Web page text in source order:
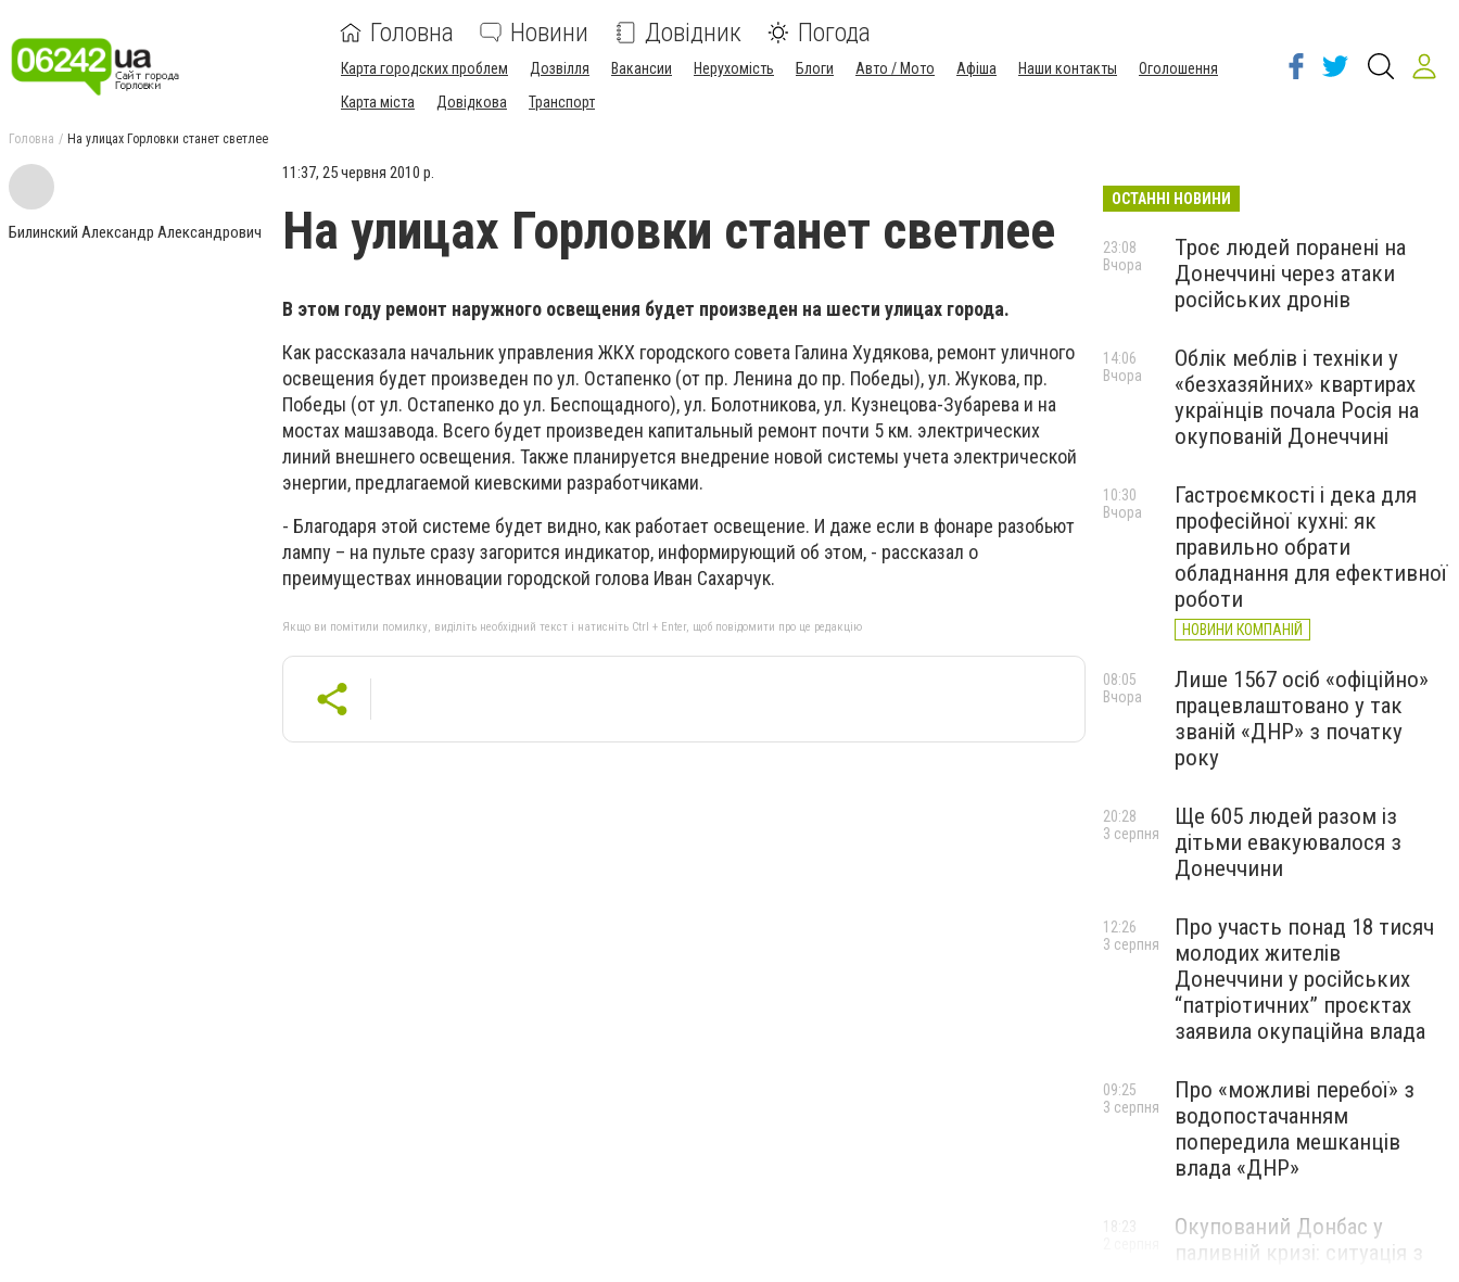
Головна Новини Довідник Погода
Карта городских проблем Дозвілля Вакансии Нерухомість Блоги Авто / Мото Афіша Наши контакты
Оголошення
Карта міста
Довідкова Транспорт
Головна На улицах Горловки станет светлее
Билинский Александр Александрович
11:37, 25 червня 2010 р.
На улицах Горловки станет светлее
В этом году ремонт наружного освещения будет произведен на шести улицах города.
Как рассказала начальник управления ЖКХ городского совета Галина Худякова, ремонт уличного
освещения будет произведен по ул. Остапенко (от пр. Ленина до пр. Победы), ул. Жукова, пр.
Победы (от ул. Остапенко до ул. Беспощадного), ул. Болотникова, ул. Кузнецова-Зубарева и на
мостах машзавода. Всего будет произведен капитальный ремонт почти 5 км. электрических
линий внешнего освещения. Также планируется внедрение новой системы учета электрической
энергии, предлагаемой киевскими разработчиками.
- Благодаря этой системе будет видно, как работает освещение. И даже если в фонаре разобьют
лампу – на пульте сразу загорится индикатор, информирующий об этом, - рассказал о
преимуществах инновации городской голова Иван Сахарчук.
Якщо ви помітили помилку, виділіть необхідний текст і натисніть Ctrl + Enter, щоб повідомити про це редакцію
ОСТАННІ НОВИНИ
Троє людей поранені на
Донеччині через атаки
російських дронів
23:08
Вчора
Облік меблів і техніки у
«безхазяйних» квартирах
українців почала Росія на
окупованій Донеччині
14:06
Вчора
Гастроємкості і дека для
професійної кухні: як
правильно обрати
обладнання для ефективної
роботи
НОВИНИ КОМПАНІЙ
10:30
Вчора
Лише 1567 осіб «офіційно»
працевлаштовано у так
званій «ДНР» з початку
року
08:05
Вчора
Ще 605 людей разом із
дітьми евакуювалося з
Донеччини
20:28
3 серпня
Про участь понад 18 тисяч
молодих жителів
Донеччини у російських
“патріотичних” проєктах
заявила окупаційна влада
12:26
3 серпня
Про «можливі перебої» з
водопостачанням
попередила мешканців
влада «ДНР»
09:25
3 серпня
Окупований Донбас у
паливній кризі: ситуація з